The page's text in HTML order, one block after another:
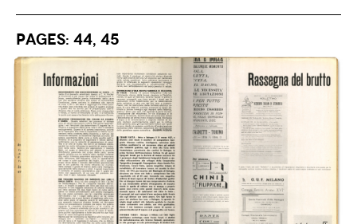
Pages: 44, 45